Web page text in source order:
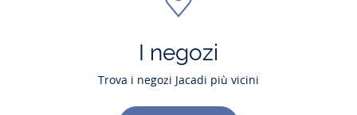
I negozi
Trova i negozi Jacadi più vicini